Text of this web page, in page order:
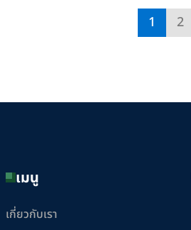
1 2
เมนู
เกี่ยวกับเรา